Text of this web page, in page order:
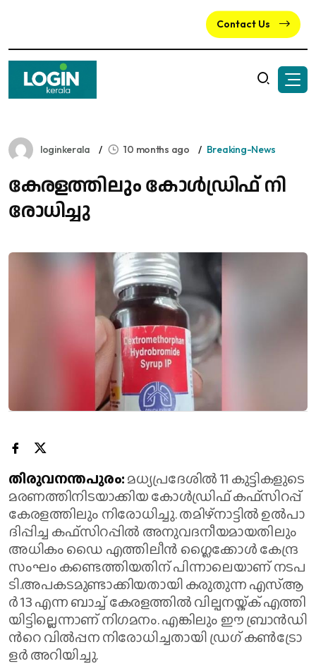
Contact Us
loginkerala 10 months ago Breaking-News
കേ​ര​ള​ത്തി​ലും കോ​ൾ​ഡ്രി​ഫ് നി​
രോ​ധി​ച്ചു
തി​രു​വ​ന​ന്ത​പു​രം:മ​ധ്യ​പ്ര​ദേ​ശി​ൽ 11 കു​ട്ടി​ക​ളു​ടെ
മ​ര​ണ​ത്തി​നി​ട​യാ​ക്കി​യ കോ​ൾ​ഡ്രി​ഫ് ക​ഫ്സി​റ​പ്പ്
കേ​ര​ള​ത്തി​ലും നി​രോ​ധി​ച്ചു. ത​മി​ഴ്നാ​ട്ടി​ൽ ഉ​ൽ​പാ​
ദി​പ്പി​ച്ച ക​ഫ്സി​റ​പ്പി​ൽ അ​നു​വ​ദ​നീ​യ​മാ​യ​തി​ലും
അ​ധി​കം ഡൈ ​എ​ത്തി​ലീ​ൻ ഗ്ലൈ​ക്കോ​ൾ കേ​ന്ദ്ര
സം​ഘം ക​ണ്ടെ​ത്തി​യ​തി​ന് പി​ന്നാ​ലെ​യാ​ണ് ന​ട​പ​
ടി.അ​പ​ക​ട​മു​ണ്ടാ​ക്കി​യ​താ​യി ക​രു​തു​ന്ന എ​സ്ആ​
ർ 13 എ​ന്ന ബാ​ച്ച് കേ​ര​ള​ത്തി​ൽ വി​ല്പ​ന​യ്ക്ക് എ​ത്തി​
യി​ട്ടി​ല്ലെ​ന്നാ​ണ് നി​ഗ​മ​നം. എ​ങ്കി​ലും ഈ ​ബ്രാ​ൻ​ഡി​
ന്‍റെ വി​ൽ​പ്പ​ന നി​രോ​ധി​ച്ച​താ​യി ഡ്ര​ഗ് ക​ൺ​ട്രോ​
ള​ർ അ​റി​യി​ച്ചു.